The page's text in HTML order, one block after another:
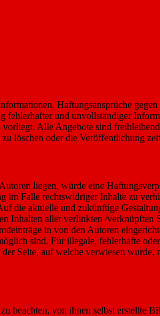
Haftungsansprüche
und unvollständiger
vorliegt. Alle Angebote sind
löschen oder die Veröffentlichung
liegen, würde eine
im Falle rechtswidriger Inhalte zu
die aktuelle und zukünftige
Inhalten aller verlinkten /verknüpften
in von den Autoren
sind. Für illegale, fehlerhafte
Seite, auf welche verwiesen
beachten, von ihnen selbst erstellte